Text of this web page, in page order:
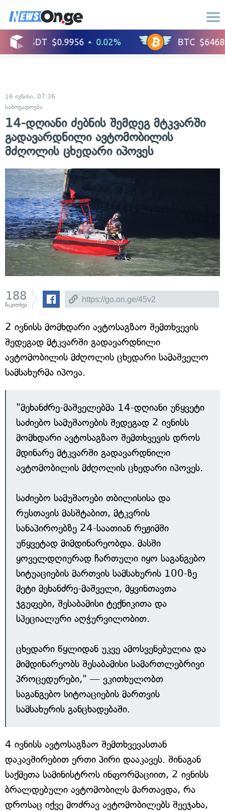
16 ივნისი, 07:36
საზოგადოება
14-დღიანი ძებნის შემდეგ მტკვარში
გადავარდნილი ავტომობილის
მძღოლის ცხედარი იპოვეს
188
წაკითხვა
2 ივნისს მომხდარი ავტოსაგზაო შემთხვევის
შედეგად მტკვარში გადავარდნილი
ავტომობილის მძღოლის ცხედარი სამაშველო
სამსახურმა იპოვა.
"მეხანძრე-მაშველებმა 14-დღიანი უწყვეტი
საძიებო სამუშაოების შედეგად 2 ივნისს
მომხდარი ავტოსაგზაო შემთხვევის დროს
მდინარე მტკვარში გადავარდნილი
ავტომობილის მძღოლის ცხედარი იპოვეს.
საძიებო სამუშაოები თბილისისა და
რუსთავის მასშტაბით, მტკვრის
სანაპიროებზე 24-საათიან რეჟიმში
უწყვეტად მიმდინარეობდა. მასში
ყოველდღიურად ჩართული იყო საგანგებო
სიტუაციების მართვის სამსახურის 100-ზე
მეტი მეხანძრე-მაშველი, მყვინთავთა
ჯგუფები, შესაბამისი ტექნიკითა და
სპეციალური აღჭურვილობით.
ცხედარი წყლიდან უკვე ამოსვენებულია და
მიმდინარეობს შესაბამისი სამართლებრივი
პროცედურები," — ვკითხულობთ
საგანგებო სიტოაციების მართვის
სამსახურის განცხადებაში.
4 ივნისს ავტოსაგზაო შემთხვევასთან
დაკავშირებით ერთი პირი დააკავეს. შინაგან
საქმეთა სამინისტროს ინფორმაციით, 2 ივნისს
ბრალდებული ავტომობილს მართავდა, რა
დროსაც იქვე მოძრავ ავტომობილებს შეეჯახა,